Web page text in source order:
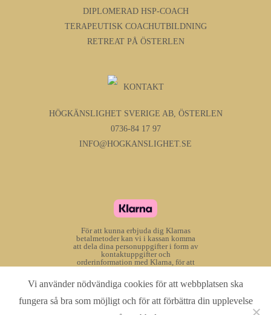
DIPLOMERAD HSP-COACH
TERAPEUTISK COACHUTBILDNING
RETREAT PÅ ÖSTERLEN
KONTAKT
HÖGKÄNSLIGHET SVERIGE AB, ÖSTERLEN
0736-84 17 97
INFO@HOGKANSLIGHET.SE
För att kunna erbjuda dig Klarnas
betalmetoder kan vi i kassan komma
att dela dina personuppgifter i form av
kontaktuppgifter och
orderinformation med Klarna, för att
anpassa dem för dig. Dina
enligtKlarnas egen
Vi använder nödvändiga cookies för att webbplatsen ska
fungera så bra som möjligt och för att förbättra din upplevelse